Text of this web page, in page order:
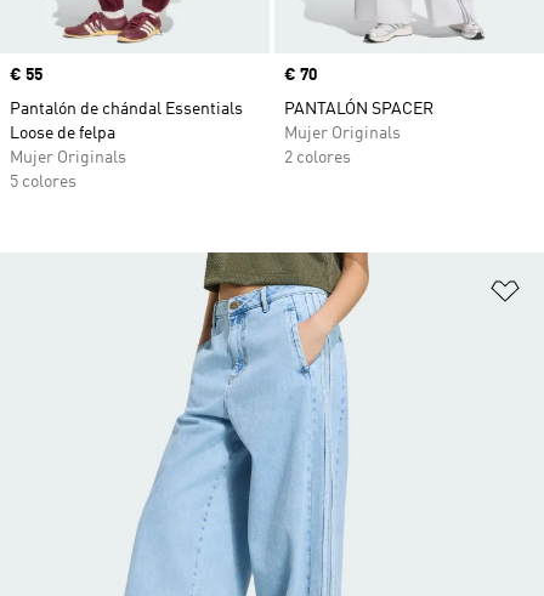
Precio
€ 55
Pantalón de chándal Essentials
Loose de felpa
Mujer Originals
5 colores
Precio
€ 70
PANTALÓN SPACER
Mujer Originals
2 colores